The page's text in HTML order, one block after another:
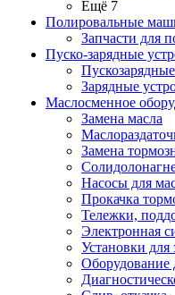
Ещё 7
Полировальные
Запчасти для
Пуско-зарядные
Зарядные
Маслосменное
Замена масла
Замена
Насосы для
Прокачка
Тележки,
Электронная
Установки для
Оборудование